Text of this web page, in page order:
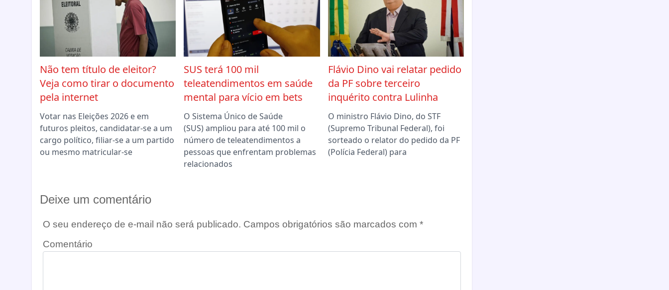
Não tem título de eleitor?
Veja como tirar o documento
pela internet
Votar nas Eleições 2026 e em
futuros pleitos, candidatar-se a um
cargo político, filiar-se a um partido
ou mesmo matricular-se
SUS terá 100 mil
teleatendimentos em saúde
mental para vício em bets
O Sistema Único de Saúde
(SUS) ampliou para até 100 mil o
número de teleatendimentos a
pessoas que enfrentam problemas
relacionados
Flávio Dino vai relatar pedido
da PF sobre terceiro
inquérito contra Lulinha
O ministro Flávio Dino, do STF
(Supremo Tribunal Federal), foi
sorteado o relator do pedido da PF
(Polícia Federal) para
Deixe um comentário
O seu endereço de e-mail não será publicado. Campos obrigatórios são marcados com *
Comentário